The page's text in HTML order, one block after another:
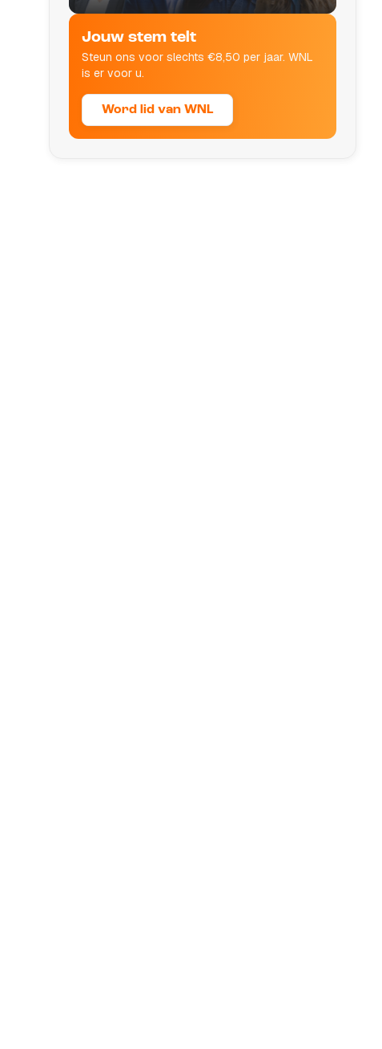
leven raken.
Jouw stem telt
Steun ons voor slechts €8,50 per jaar. WNL
is er voor u.
Word lid van WNL